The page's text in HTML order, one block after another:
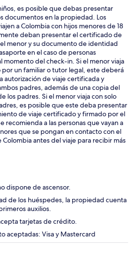
es posible que debas presentar
documentos en la propiedad. Los
a Colombia con hijos menores de 18
deban presentar el certificado de
menor y su documento de identidad
en el caso de personas
momento del check-in. Si el menor viaja
un familiar o tutor legal, este deberá
autorización de viaje certificada y
padres, además de una copia del
los padres. Si el menor viaja con solo
es posible que este deba presentar
de viaje certificado y firmado por el
recomienda a las personas que vayan a
que se pongan en contacto con el
Colombia antes del viaje para recibir más
dispone de ascensor.
de los huéspedes, la propiedad cuenta
auxilios.
tarjetas de crédito.
aceptadas: Visa y Mastercard